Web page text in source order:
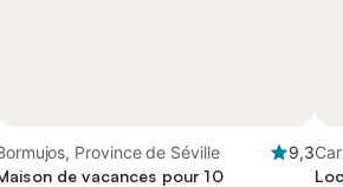
Province de Séville
9,3
de vacances pour 10